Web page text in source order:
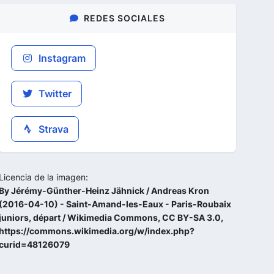
REDES SOCIALES
Instagram
Twitter
Strava
Licencia de la imagen:
By Jérémy-Günther-Heinz Jähnick / Andreas Kron
(2016-04-10) - Saint-Amand-les-Eaux - Paris-Roubaix
départ / Wikimedia Commons, CC BY-SA 3.0,
commons.wikimedia.org/w/index.php?